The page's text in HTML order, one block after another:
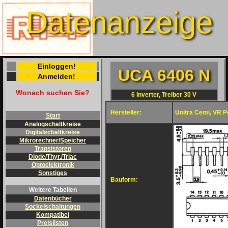
Datenanzeige
Einloggen!
Anmelden!
Wonach suchen Sie?
Start
Analogschaltkreise
Digitalschaltkreise
Mikrorechner/Speicher
Transistoren
Diode/Thyr./Triac
Optoelektronik
Sonstiges
Weitere Tabellen
Datenbücher
Sockelschaltungen
Kompatibel
Preislisten
UCA 6406 N
6 Inverter, Treiber 30 V
Hersteller: Unitra Cemi, VR
Bauform: